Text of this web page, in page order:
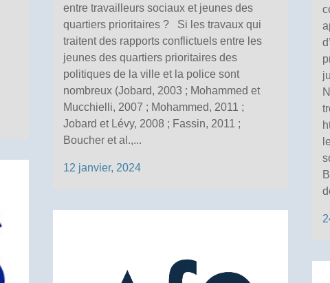
entre travailleurs sociaux et jeunes des
quartiers prioritaires ? Si les travaux qui
traitent des rapports conflictuels entre les
jeunes des quartiers prioritaires des
politiques de la ville et la police sont
nombreux (Jobard, 2003 ; Mohammed et
Mucchielli, 2007 ; Mohammed, 2011 ;
Jobard et Lévy, 2008 ; Fassin, 2011 ;
Boucher et al.,...
12 janvier, 2024